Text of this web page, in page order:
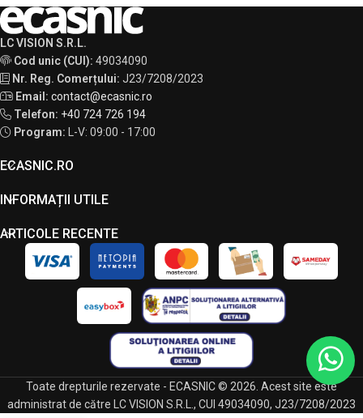
LC VISION S.R.L.
Cod unic (CUI): 49034090
Nr. Reg. Comerțului: J23/7208/2023
Email: contact@ecasnic.ro
Telefon: +40 724 726 194
Program:
L-V: 09:00 - 17:00
ECASNIC.RO
INFORMAȚII UTILE
ARTICOLE RECENTE
Toate drepturile rezervate - ECASNIC © 2026. Acest site este
administrat de către LC VISION S.R.L., CUI 49034090, J23/7208/2023